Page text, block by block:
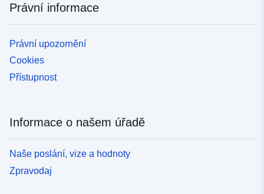
Právní informace
Právní upozornění
Cookies
Přístupnost
Informace o našem úřadě
Naše poslání, vize a hodnoty
Zpravodaj